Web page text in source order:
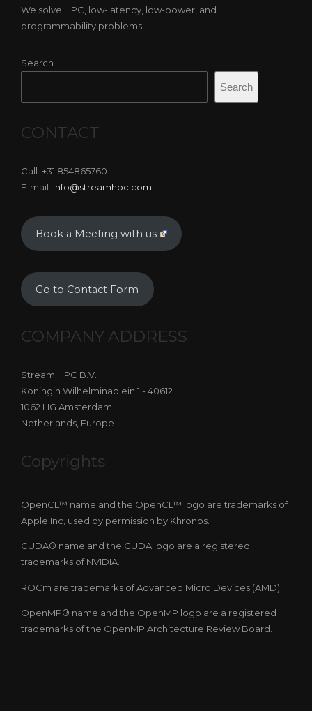
We solve HPC, low-latency, low-power, and
programmability problems.
Search
Search
CONTACT
Call: +31 854865760
E-mail: info@streamhpc.com
Book a Meeting with us
Go to Contact Form
COMPANY ADDRESS
Stream HPC B.V.
Koningin Wilhelminaplein 1 - 40612
1062 HG Amsterdam
Netherlands, Europe
Copyrights
OpenCL™ name and the OpenCL™ logo are trademarks of
Apple Inc, used by permission by Khronos.
CUDA® name and the CUDA logo are a registered
trademarks of NVIDIA.
ROCm are trademarks of Advanced Micro Devices (AMD).
OpenMP® name and the OpenMP logo are a registered
trademarks of the OpenMP Architecture Review Board.